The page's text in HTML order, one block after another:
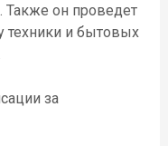
Также он проведет
техники и бытовых
за